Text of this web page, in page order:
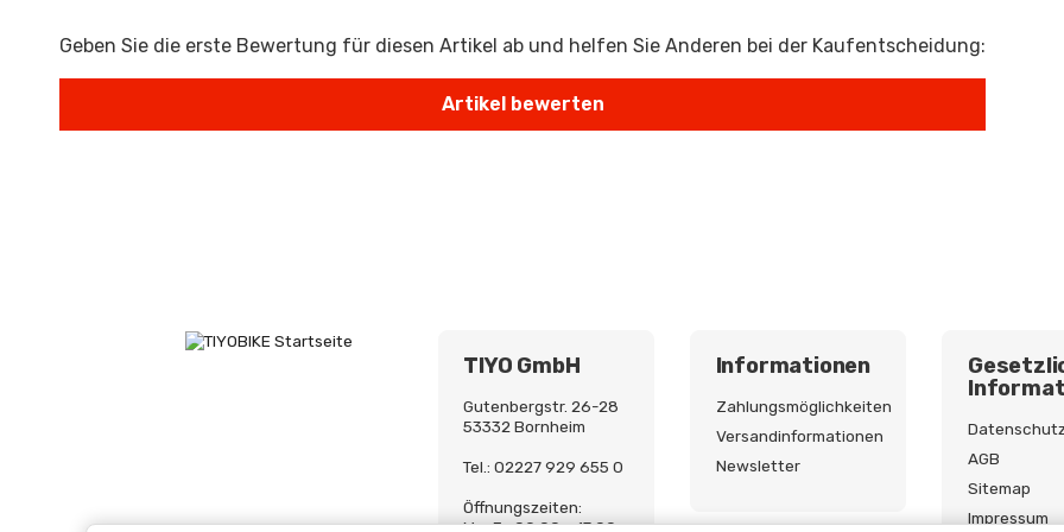
Geben Sie die erste Bewertung für diesen Artikel ab und helfen Sie Anderen bei der Kaufentscheidung:
TIYO GmbH
Gutenbergstr. 26-28
53332 Bornheim
Tel.: 02227 929 655 0
Öffnungszeiten:
Mo-Fr. 09:00 - 17:00
Informationen
Zahlungsmöglichkeiten
Versandinformationen
Newsletter
AGB
Sitemap
Impressum